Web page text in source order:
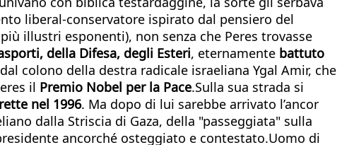
liberal-conservatore ispirato dal pensiero del
illustri esponenti), non senza che Peres trovasse
della Difesa, degli Esteri, eternamente battuto
colono della destra radicale israeliana Ygal Amir, che
il Premio Nobel per la Pace.Sulla sua strada si
nel 1996. Ma dopo di lui sarebbe arrivato l’ancor
dalla Striscia di Gaza, della "passeggiata" sulla
ancorché osteggiato e contestato.Uomo di